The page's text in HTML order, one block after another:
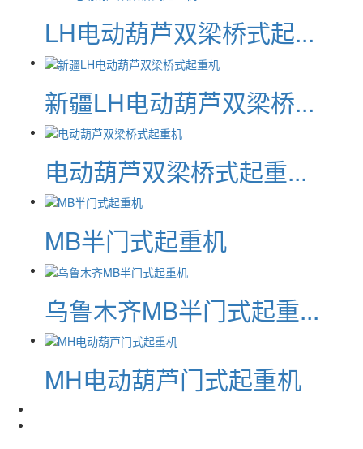
LH电动葫芦双梁桥式起...
新疆LH电动葫芦双梁桥...
电动葫芦双梁桥式起重...
MB半门式起重机
乌鲁木齐MB半门式起重...
MH电动葫芦门式起重机